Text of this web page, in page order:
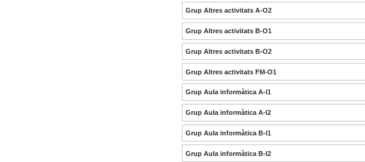
Grup Altres activitats A-O2
Grup Altres activitats B-O1
Grup Altres activitats B-O2
Grup Altres activitats FM-O1
Grup Aula informàtica A-I1
Grup Aula informàtica A-I2
Grup Aula informàtica B-I1
Grup Aula informàtica B-I2